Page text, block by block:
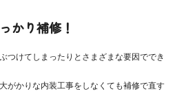
かり補修！
つけてしまったりとさまざまな要因ででき
がかりな内装工事をしなくても補修で直す